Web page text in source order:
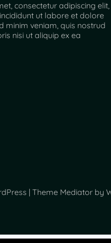
consectetur adipiscing elit,
ut labore et dolore
minim veniam, quis nostrud
nisi ut aliquip ex ea
| Theme Mediator by